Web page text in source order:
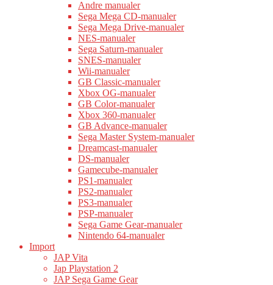
Andre manualer
Sega Mega CD-manualer
Sega Mega Drive-manualer
NES-manualer
Sega Saturn-manualer
SNES-manualer
Wii-manualer
GB Classic-manualer
Xbox OG-manualer
GB Color-manualer
Xbox 360-manualer
GB Advance-manualer
Sega Master System-manualer
Dreamcast-manualer
DS-manualer
Gamecube-manualer
PS1-manualer
PS2-manualer
PS3-manualer
PSP-manualer
Sega Game Gear-manualer
Nintendo 64-manualer
Import
JAP Vita
Jap Playstation 2
JAP Sega Game Gear